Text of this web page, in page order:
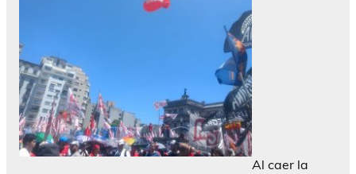
Al caer la